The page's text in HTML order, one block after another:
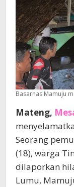
Basarnas Mamuju
Mateng,
Seorang
(18), warga
dilaporkan
Lumu,